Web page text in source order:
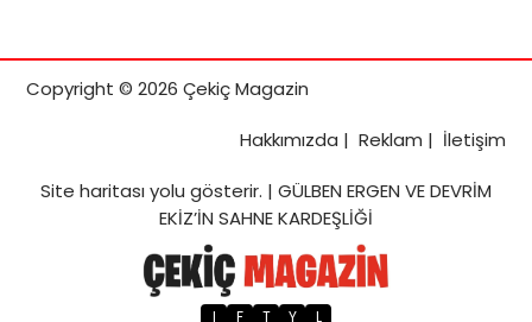
Copyright © 2026 Çekiç Magazin
Hakkımızda | Reklam | İletişim
Site haritasıyolu gösterir. | GÜLBEN ERGEN VE DEVRİM
EKİZ’İN SAHNE KARDEŞLİĞİ
I F T Y L